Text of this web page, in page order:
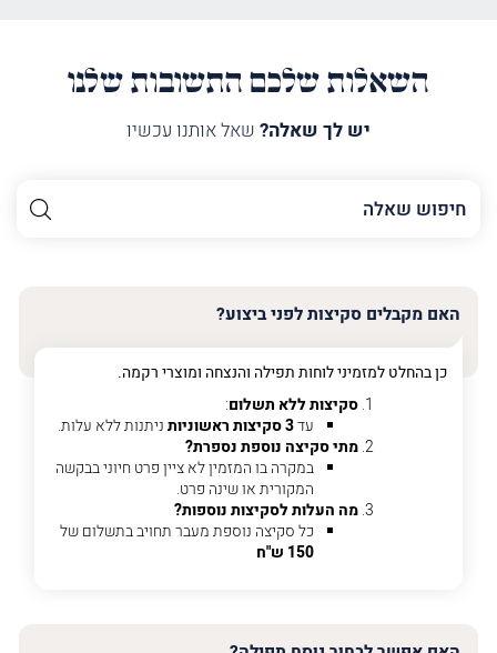
השאלות שלכם התשובות שלנו
יש לך שאלה? שאל אותנו עכשיו
השם
שלך
טלפון (חובה)
האם מקבלים סקיצות לפני ביצוע?
כן בהחלט למזמיני לוחות תפילה והנצחה ומוצרי רקמה.
סקיצות ללא תשלום:
עד3 סקיצות ראשוניות
ניתנות ללא עלות.
מתי סקיצה נוספת נספרת?
במקרה בו המזמין לא ציין פרט חיוני בבקשה
המקורית או שינה פרט.
מה העלות לסקיצות נוספות?
כל סקיצה נוספת מעבר תחויב בתשלום של
150 ש"ח